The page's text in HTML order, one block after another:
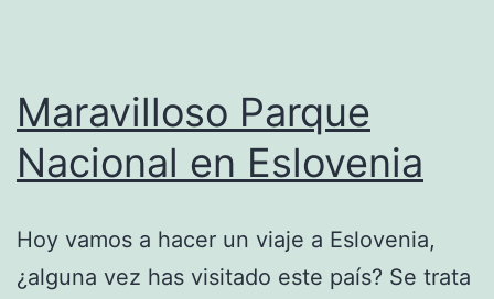
Maravilloso Parque
Nacional en Eslovenia
Hoy vamos a hacer un viaje a Eslovenia,
¿alguna vez has visitado este país? Se trata